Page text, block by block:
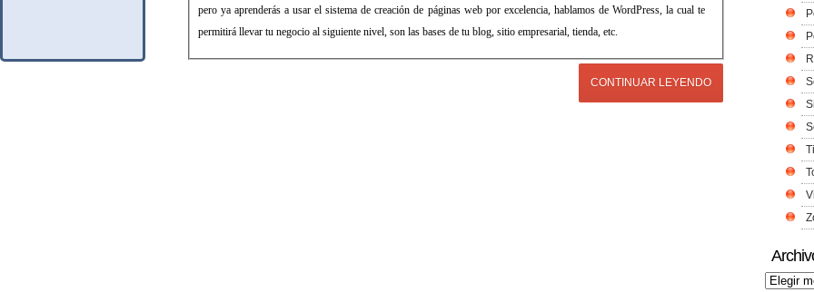
pero ya aprenderás a usar el sistema de creación de páginas web por excelencia, hablamos de WordPress, la cual te
permitirá llevar tu negocio al siguiente nivel, son las bases de tu blog, sitio empresarial, tienda, etc.
CONTINUAR LEYENDO